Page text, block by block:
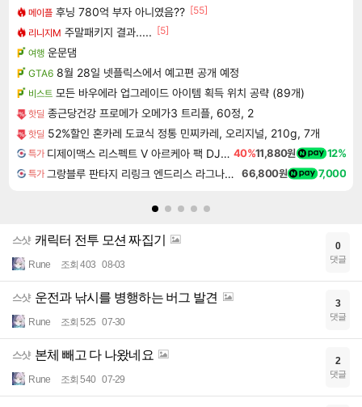
메이플 후닝 780억 부자 아니였음?? [55]
리니지M 주말패키지 결과..... [5]
여행 운문댐
GTA6 8월 28일 넷플릭스에서 예고편 공개 예정
비스트 모든 바우에라 업그레이드 아이템 획득 위치 공략 (89개)
핫딜 종근당건강 프로메가 오메가3 트리플, 60정, 2
핫딜 52%할인 혼카레 도쿄식 정통 민찌카레, 오리지널, 210g, 7개
특가 디제이맥스 리스펙트 V 아르케아 팩 DJMAX RESPECT V Arcaea Pack DLC 40%11,880원 12%
특가 그랑블루 판타지 리링크 엔드리스 라그나로크 Granblue Fantasy Relink Endless Ragnarok 66,800원 7,000
스샷 캐릭터 전투 모션 짜집기
Rune 조회 403 08-03
0
댓글
스샷 운전과 낚시를 병행하는 버그 발견
Rune 조회 525 07-30
3
댓글
스샷 본체 빼고 다 나왔네요
Rune 조회 540 07-29
2
댓글